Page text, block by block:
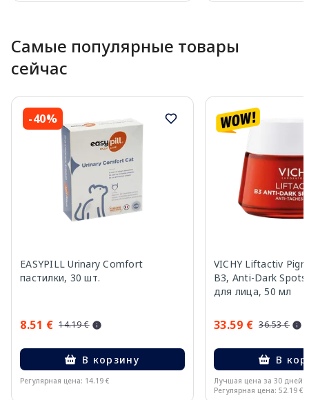
Самые популярные товары
сейчас
-40%
EASYPILL Urinary Comfort
пастилки, 30 шт.
8.51 € 14.19 €
В корзину
Регулярная цена: 14.19 €
VICHY Liftactiv
B3, Anti-Dark
для лица, 50 мл
33.59 € 36.53 €
В
Лучшая цена за 30 дней:
Регулярная цена: 52.19 €